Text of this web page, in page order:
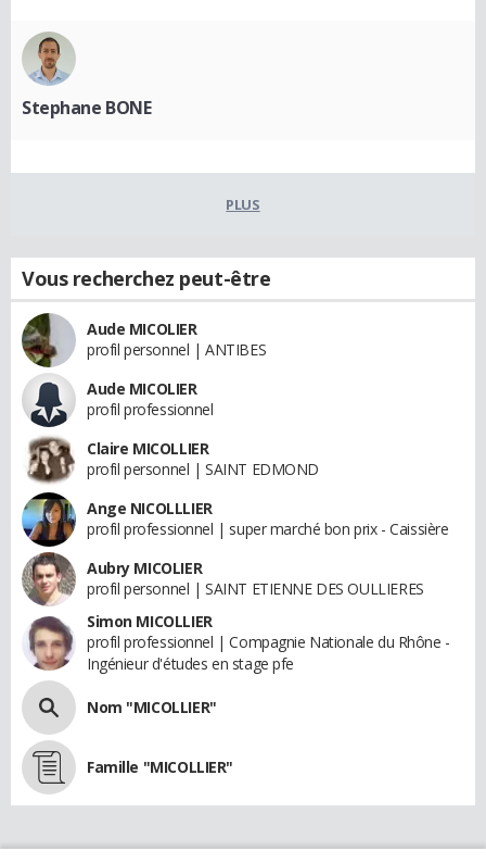
Stephane BONE
PLUS
Vous recherchez peut-être
Aude MICOLIER
profil personnel | ANTIBES
Aude MICOLIER
profil professionnel
Claire MICOLLIER
profil personnel | SAINT EDMOND
Ange NICOLLLIER
profil professionnel | super marché bon prix - Caissière
Aubry MICOLIER
profil personnel | SAINT ETIENNE DES OULLIERES
Simon MICOLLIER
profil professionnel | Compagnie Nationale du Rhône -
Ingénieur d'études en stage pfe
Nom "MICOLLIER"
Famille "MICOLLIER"